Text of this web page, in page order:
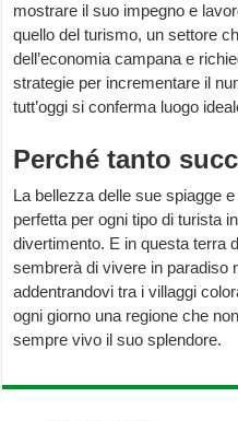
mostrare il suo impegno e
quello del turismo, un settore
dell’economia campana e
strategie per incrementare il
tutt’oggi si conferma luogo
Perché tanto
La bellezza delle sue spiagge
perfetta per ogni tipo di turista
divertimento. E in questa terra
sembrerà di vivere in paradiso
addentrandovi tra i villaggi
ogni giorno una regione che
sempre vivo il suo splendore.